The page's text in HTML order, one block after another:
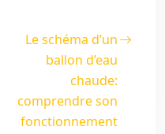
Le schéma d’un
ballon d’eau
chaude:
comprendre son
fonctionnement